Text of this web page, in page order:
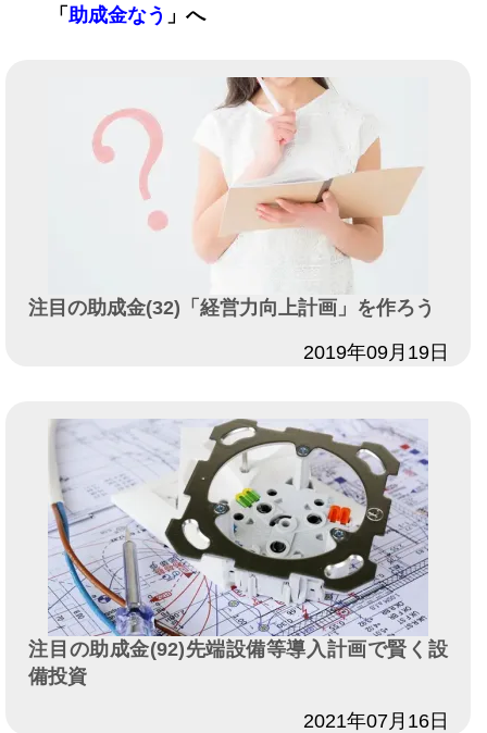
「 助成金なう 」へ
注目の助成金(32)「経営力向上計画」を作ろう
2019年09月19日
注目の助成金(92)先端設備等導入計画で賢く設
備投資
2021年07月16日